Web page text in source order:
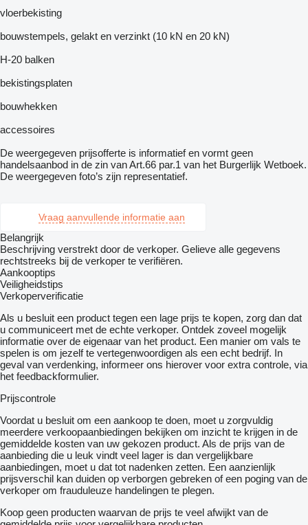
vloerbekisting
bouwstempels, gelakt en verzinkt (10 kN en 20 kN)
H-20 balken
bekistingsplaten
bouwhekken
accessoires
De weergegeven prijsofferte is informatief en vormt geen
handelsaanbod in de zin van Art.66 par.1 van het Burgerlijk Wetboek.
De weergegeven foto’s zijn representatief.
Vraag aanvullende informatie aan
Belangrijk
Beschrijving verstrekt door de verkoper. Gelieve alle gegevens
rechtstreeks bij de verkoper te verifiëren.
Aankooptips
Veiligheidstips
Verkoperverificatie
Als u besluit een product tegen een lage prijs te kopen, zorg dan dat
u communiceert met de echte verkoper. Ontdek zoveel mogelijk
informatie over de eigenaar van het product. Een manier om vals te
spelen is om jezelf te vertegenwoordigen als een echt bedrijf. In
geval van verdenking, informeer ons hierover voor extra controle, via
het feedbackformulier.
Prijscontrole
Voordat u besluit om een ​​aankoop te doen, moet u zorgvuldig
meerdere verkoopaanbiedingen bekijken om inzicht te krijgen in de
gemiddelde kosten van uw gekozen product. Als de prijs van de
aanbieding die u leuk vindt veel lager is dan vergelijkbare
aanbiedingen, moet u dat tot nadenken zetten. Een aanzienlijk
prijsverschil kan duiden op verborgen gebreken of een poging van de
verkoper om frauduleuze handelingen te plegen.
Koop geen producten waarvan de prijs te veel afwijkt van de